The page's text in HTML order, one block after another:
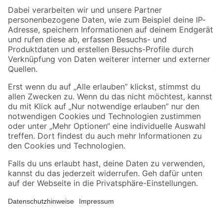
Zahlungsarten Versandarten
Sicher einkaufen
Jetzt die toom-App herunterladen
Alle Preisangaben in EUR inkl. gesetzl. MwSt.. Die dargestellten Angebote sind unter
Umständen nicht in allen Märkten verfügbar. Die angegebenen Verfügbarkeiten beziehen
Produkte nur solange der Vorrat reicht.
*Paketversand ab 59 € versandkostenfrei, gilt nicht für Artikel mit Speditionsversand, hier